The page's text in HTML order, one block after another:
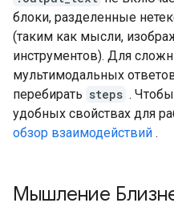
блоки, разделенные
(таким как мысли,
инструментов). Для
мультимодальных
перебирать steps .
удобных свойствах для
обзор взаимодействий .
Мышление